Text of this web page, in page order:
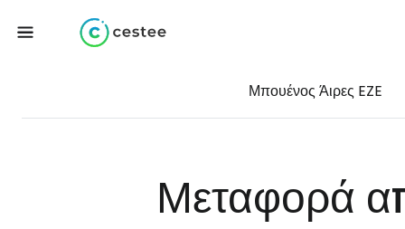
Μπουένος Άιρες EZE
Μεταφορά